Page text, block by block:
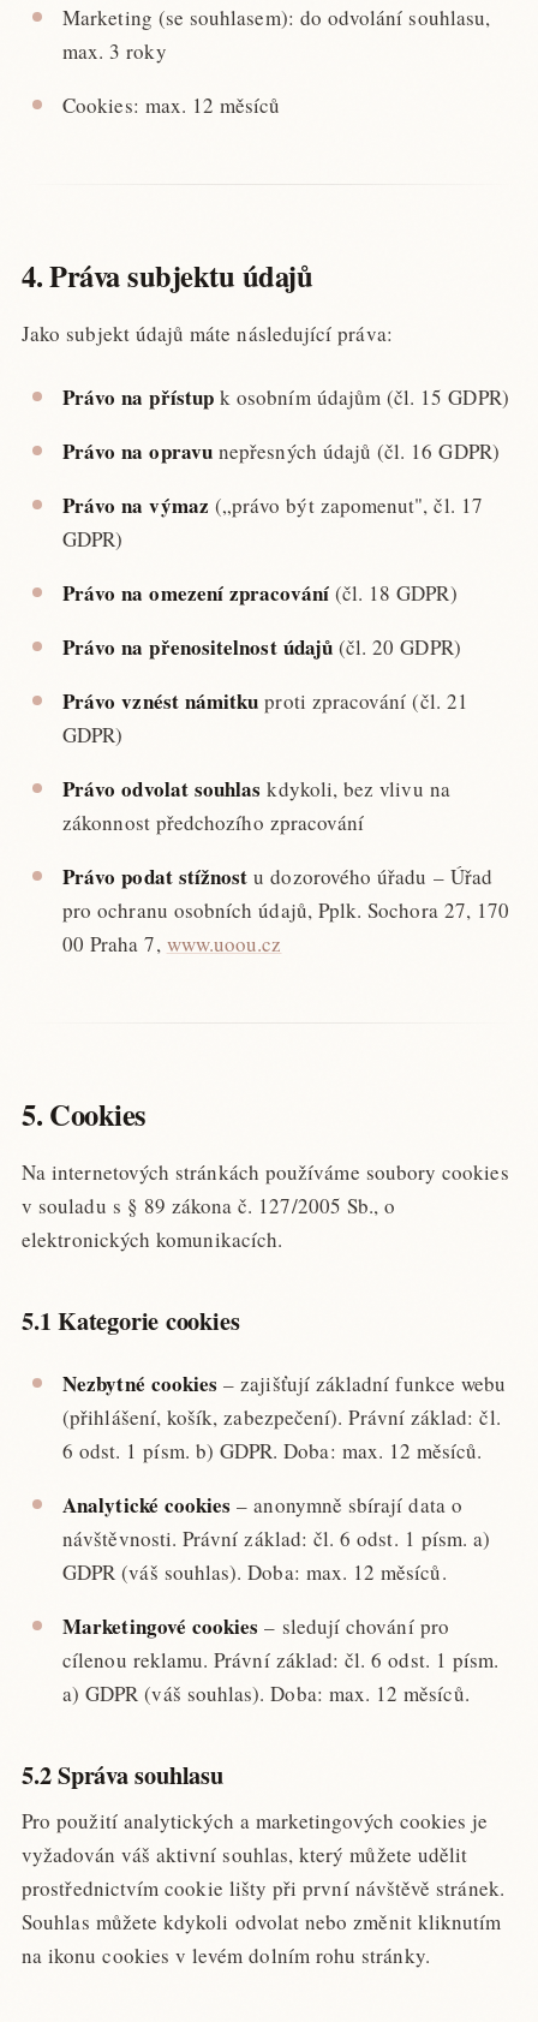
Marketing (se souhlasem): do odvolání souhlasu,
max. 3 roky
Cookies: max. 12 měsíců
4. Práva subjektu údajů
Jako subjekt údajů máte následující práva:
Právo na přístup k osobním údajům (čl. 15 GDPR)
Právo na opravunepřesných údajů (čl. 16 GDPR)
Právo na výmaz („právo být zapomenut", čl. 17
GDPR)
Právo na omezení zpracování(čl. 18 GDPR)
Právo na přenositelnost údajů (čl. 20 GDPR)
Právo vznést námitku proti zpracování (čl. 21
GDPR)
Právo odvolat souhlas kdykoli, bez vlivu na
zákonnost předchozího zpracování
Právo podat stížnost u dozorového úřadu – Úřad
pro ochranu osobních údajů, Pplk. Sochora 27, 170
00 Praha 7, www.uoou.cz
5. Cookies
Na internetových stránkách používáme soubory cookies
v souladu s § 89 zákona č. 127/2005 Sb., o
elektronických komunikacích.
5.1 Kategorie cookies
Nezbytné cookies – zajišťují základní funkce webu
(přihlášení, košík, zabezpečení). Právní základ: čl.
6 odst. 1 písm. b) GDPR. Doba: max. 12 měsíců.
Analytické cookies – anonymně sbírají data o
návštěvnosti. Právní základ: čl. 6 odst. 1 písm. a)
GDPR (váš souhlas). Doba: max. 12 měsíců.
Marketingové cookies – sledují chování pro
cílenou reklamu. Právní základ: čl. 6 odst. 1 písm.
a) GDPR (váš souhlas). Doba: max. 12 měsíců.
5.2 Správa souhlasu
Pro použití analytických a marketingových cookies je
vyžadován váš aktivní souhlas, který můžete udělit
prostřednictvím cookie lišty při první návštěvě stránek.
Souhlas můžete kdykoli odvolat nebo změnit kliknutím
na ikonu cookies v levém dolním rohu stránky.